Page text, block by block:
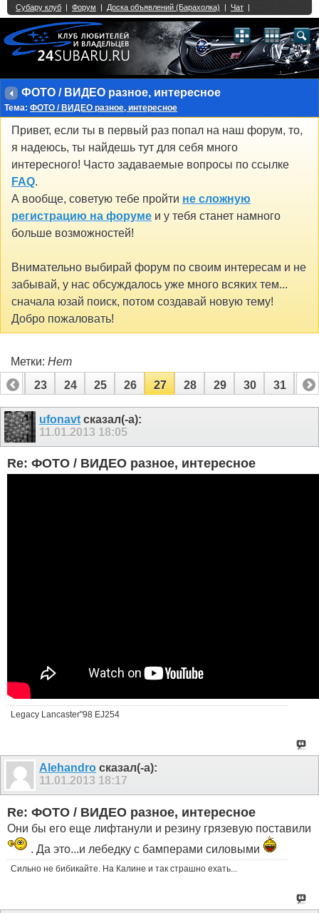
ФОТО / ВИДЕО разное, интересное
Тема: ФОТО / ВИДЕО разное, интересное
Привет, если ты в первый раз попал на наш форум, то,
я надеюсь, ты найдешь тут для себя много
интересного! Часто задаваемые вопросы по ссылке
FAQ.
А вообще, советую тебе пройти не сложную
регистрацию на форуме и у тебя станет намного
больше возможностей!
Внимательно выбирай форум по своим интересам и не
забывай, у нас обсуждалось уже много всяких тем...
сначала юзай поиск, потом создавай новую тему!
Добро пожаловать!
Метки: Нет
22
23 24 25 26 27 28 29 30 31 32
42 43ufonavt сказал(-а):
11.01.2013 18:05
Re: ФОТО / ВИДЕО разное, интересное
Legacy Lancaster"98 EJ254
Alehandro сказал(-а):
11.01.2013 18:17
Re: ФОТО / ВИДЕО разное, интересное
Они бы его еще лифтанули и резину грязевую поставили
. Да это...и лебедку с бамперами силовыми
Сильно не бибикайте. На Калине и так страшно ехать...
Single Sign On provided byvBSSO
2 3 4 5 6 7 8 9 10 11 12 13 14 15 16 17 18 21 22 23 24 25 26
27 28 29 30 31 32 33 34 35 36 37 38 39 40 41 42 43